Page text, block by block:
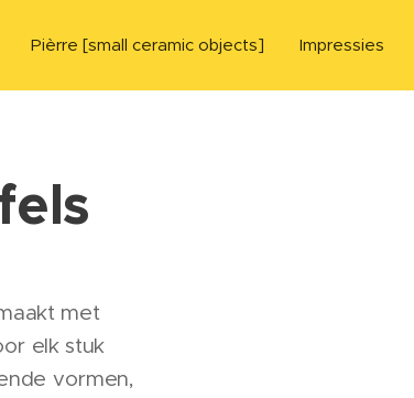
Pièrre [small ceramic objects] Impressies
met
elk stuk
vormen,